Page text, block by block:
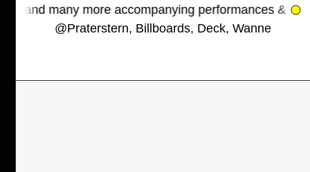
more accompanying performances & installations -
@Praterstern, Billboards, Deck, Wanne